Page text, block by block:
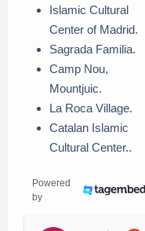
Islamic Cultural
Center of Madrid.
Sagrada Familia.
Camp Nou,
Mountjuic.
La Roca Village.
Catalan Islamic
Cultural Center..
Powered
by